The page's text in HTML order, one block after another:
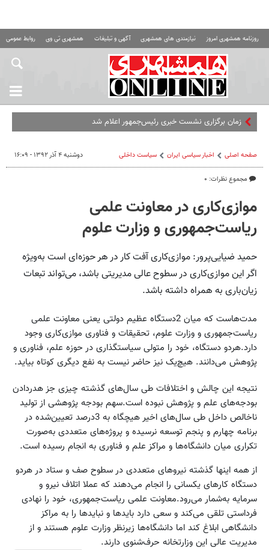
روزنامه همشهری امروز نیازمندی های همشهری آگهی و تبلیغات همشهری تی وی روابط عمومی
زمان برگزاری نشست خبری رئیس‌جمهور اعلام شد
صفحه اصلی اخبار سیاسی ایران سیاست داخلی
مجموع نظرات: ۰
دوشنبه ۴ آذر ۱۳۹۲ - ۱۶:۰۹
موازی‌کاری در معاونت علمی
ریاست‌جمهوری و وزارت علوم
حمید ضیایی‌پرور: موازی‌کاری آفت کار در هر حوزه‌ای است به‌ویژه
اگر این موازی‌کاری در سطوح عالی مدیریتی باشد، می‌تواند تبعات
زیان‌باری به همراه داشته باشد.
مدت‌هاست که میان 2دستگاه عظیم دولتی یعنی معاونت علمی
ریاست‌جمهوری و وزارت علوم، تحقیقات و فناوری موازی‌کاری وجود
دارد.هردو دستگاه، خود را متولی سیاستگذاری در حوزه علم، فناوری و
پژوهش می‌دانند. هیچ‌یک نیز حاضر نیست به نفع دیگری کوتاه بیاید.
نتیجه این چالش و اختلافات طی سال‌های گذشته چیزی جز هدر‌دادن
بودجه‌های علم و پژوهش نبوده است.سهم بودجه پژوهشی از تولید
ناخالص داخل طی سال‌های اخیر هیچگاه به 3درصد تعیین‌شده در
برنامه چهارم و پنجم توسعه نرسیده و پروژه‌های متعددی به‌صورت
تکراری میان دانشگاه‌ها و مراکز علم و فناوری به انجام رسیده است.
از همه اینها گذشته نیروهای متعددی در سطوح صف و ستاد در هردو
دستگاه کارهای یکسانی را انجام می‌دهند که عملا اتلاف نیرو و
سرمایه به‌شمار می‌رود.معاونت علمی ریاست‌جمهوری، خود را نهادی
فرداستی تلقی می‌کند و سعی دارد بایدها و نباید‌ها را به مراکز
دانشگاهی ابلاغ کند اما دانشگاه‌ها زیرنظر وزارت علوم هستند و از
مدیریت عالی این وزارتخانه حرف‌شنوی دارند.